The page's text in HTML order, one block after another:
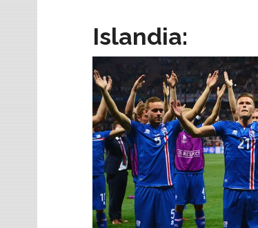
Islandia: